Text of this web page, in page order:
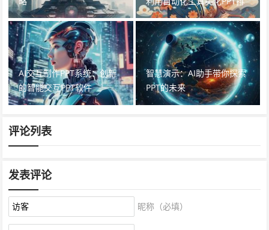
版
AI交互制作PPT系统：创新
的智能交互PPT软件
智慧演示：AI助手带你探索
PPT的未来
评论列表
发表评论
昵称（必填）